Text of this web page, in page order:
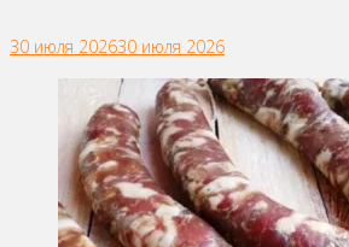
30 июля 202630 июля 2026